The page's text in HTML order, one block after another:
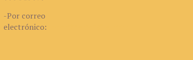
-Por correo
electrónico: